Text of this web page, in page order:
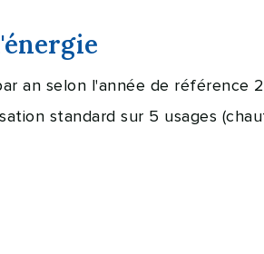
an selon l'année de référence
standard sur 5 usages